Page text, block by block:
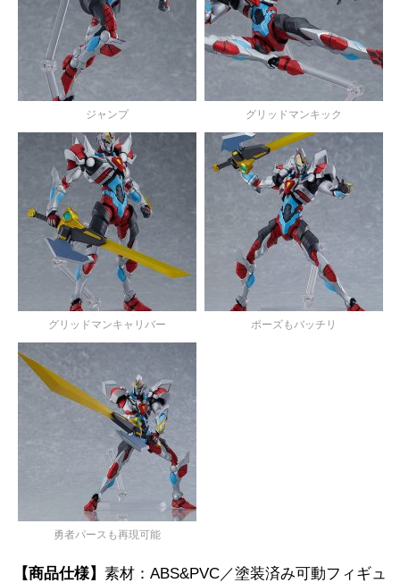
ジャンプ グリッドマンキック
グリッドマンキャリバー ポーズもバッチリ
勇者パースも再現可能
【商品仕様】 素材：ABS&PVC／塗装済み可動フィギュ